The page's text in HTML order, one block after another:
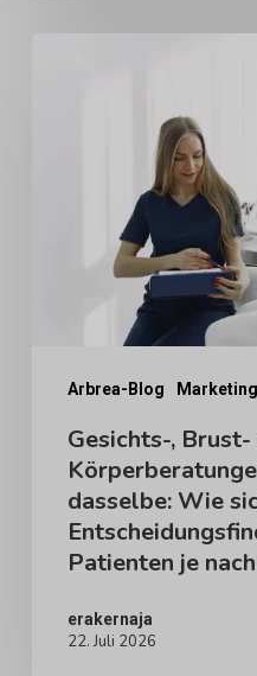
Arbrea-Blog
Körperberatungen
Entscheidungsfindung
Patienten
Eingriff
Gesichts-, Brust-
dasselbe: Wie
Patienten je
erakernaja
22. Juli 2026